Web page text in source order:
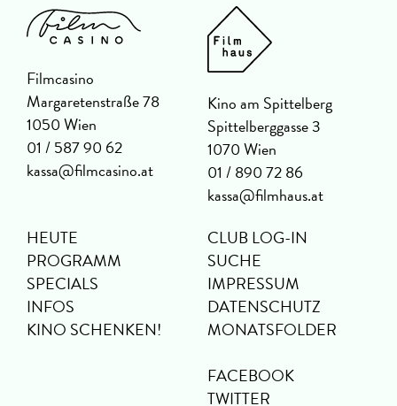
Filmcasino
Margaretenstraße 78
1050 Wien
01 / 587 90 62
kassa@filmcasino.at
Kino am Spittelberg
Spittelberggasse 3
1070 Wien
01 / 890 72 86
kassa@filmhaus.at
HEUTE
PROGRAMM
SPECIALS
INFOS
KINO SCHENKEN!
CLUB LOG-IN
SUCHE
IMPRESSUM
DATENSCHUTZ
MONATSFOLDER
FACEBOOK
TWITTER